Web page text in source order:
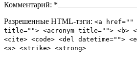
Комментарий: *
Разрешенные HTML-тэги: <a
title=""> <acronym title=""> <b>
<cite> <code> <del datetime="">
<s> <strike> <strong>